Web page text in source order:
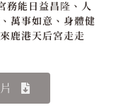
能日益昌隆、人
萬事如意、身體健
鹿港天后宮走走